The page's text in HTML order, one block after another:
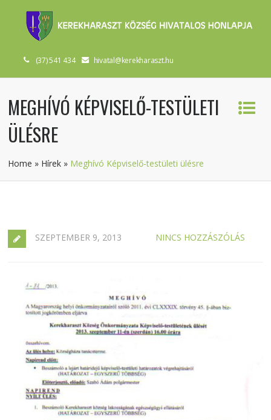
(37) 541 434 hivatal@kerekharaszt.hu
MEGHÍVÓ KÉPVISELŐ-TESTÜLETI
ÜLÉSRE
Home » Hírek » Meghívó Képviselő-testületi ülésre
SZEPTEMBER 9, 2013 NINCS HOZZÁSZÓLÁS